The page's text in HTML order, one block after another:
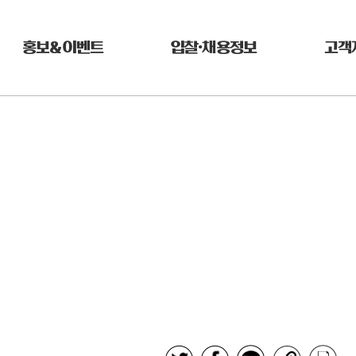
홍보&이벤트 입찰•채용정보 고객